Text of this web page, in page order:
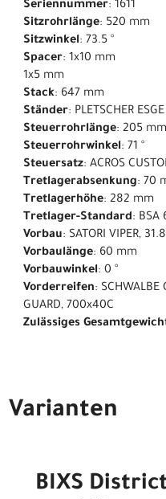
Seriennummer: 1611
Sitzrohrlänge: 520 mm
Sitzwinkel: 73.5 °
Spacer: 1x10 mm
1x5 mm
Stack: 647 mm
Ständer: PLETSCHER
Steuerrohrlänge: 205 mm
Steuerrohrwinkel: 71 °
Steuersatz: ACROS
Tretlagerabsenkung: 70
Tretlagerhöhe: 282 mm
Tretlager-Standard: BSA
Vorbau: SATORI VIPER,
Vorbaulänge: 60 mm
Vorbauwinkel: 0 °
Vorderreifen: SCHWALBE
GUARD, 700x40C
Zulässiges
Varianten
BIXS